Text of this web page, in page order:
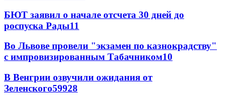
БЮТ заявил о начале отсчета 30 дней до
роспуска Рады11
Во Львове провели "экзамен по казнокрадству"
с импровизированным Табачником10
В Венгрии озвучили ожидания от
Зеленского59928